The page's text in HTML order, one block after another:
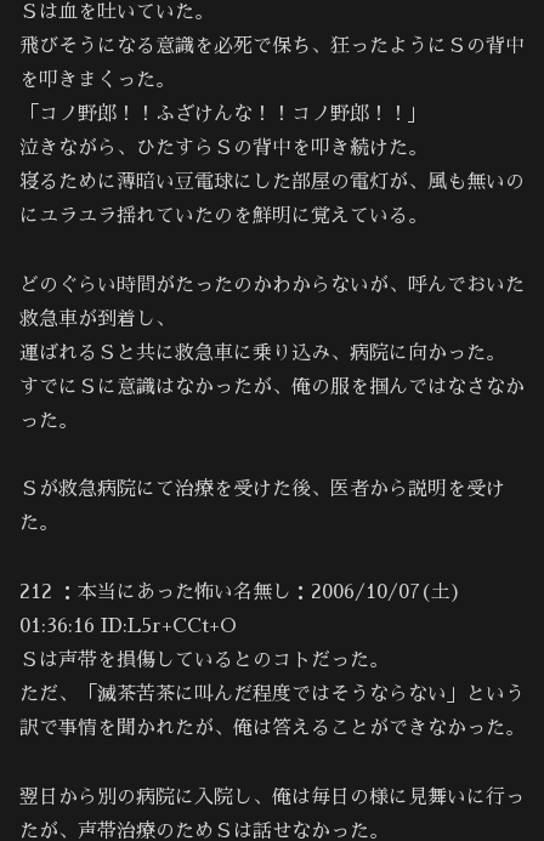
Ｓは血を吐いていた。
飛びそうになる意識を必死で保ち、狂ったようにＳの背中
を叩きまくった。
「コノ野郎！！ふざけんな！！コノ野郎！！｣
泣きながら、ひたすらＳの背中を叩き続けた。
寝るために薄暗い豆電球にした部屋の電灯が、風も無いの
にユラユラ揺れていたのを鮮明に覚えている。
どのぐらい時間がたったのかわからないが、呼んでおいた
救急車が到着し、
運ばれるＳと共に救急車に乗り込み、病院に向かった。
すでにＳに意識はなかったが、俺の服を掴んではなさなか
った。
Ｓが救急病院にて治療を受けた後、医者から説明を受け
た。
212 ：本当にあった怖い名無し：2006/10/07(土)
01:36:16 ID:L5r+CCt+O
Ｓは声帯を損傷しているとのコトだった。
ただ、「滅茶苦茶に叫んだ程度ではそうならない」という
訳で事情を聞かれたが、俺は答えることができなかった。
翌日から別の病院に入院し、俺は毎日の様に見舞いに行っ
たが、声帯治療のためＳは話せなかった。